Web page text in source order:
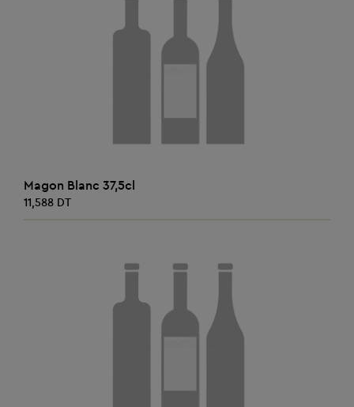
Magon Blanc 37,5cl
11,588 DT